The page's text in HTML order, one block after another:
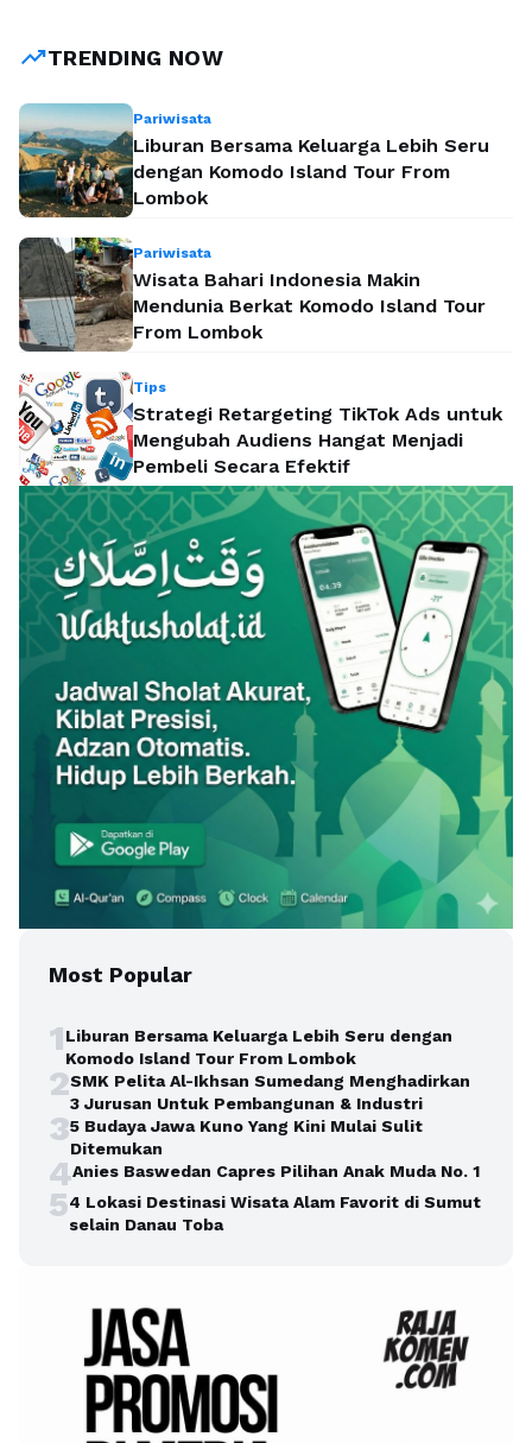
trending_upTRENDING NOW
Pariwisata
Liburan Bersama Keluarga Lebih Seru
dengan Komodo Island Tour From
Lombok
Pariwisata
Wisata Bahari Indonesia Makin
Mendunia Berkat Komodo Island Tour
From Lombok
Tips
Strategi Retargeting TikTok Ads untuk
Mengubah Audiens Hangat Menjadi
Pembeli Secara Efektif
Most Popular
1Liburan Bersama Keluarga Lebih Seru dengan
Komodo Island Tour From Lombok
2SMK Pelita Al-Ikhsan Sumedang Menghadirkan
3 Jurusan Untuk Pembangunan & Industri
35 Budaya Jawa Kuno Yang Kini Mulai Sulit
Ditemukan
4Anies Baswedan Capres Pilihan Anak Muda No. 1
54 Lokasi Destinasi Wisata Alam Favorit di Sumut
selain Danau Toba